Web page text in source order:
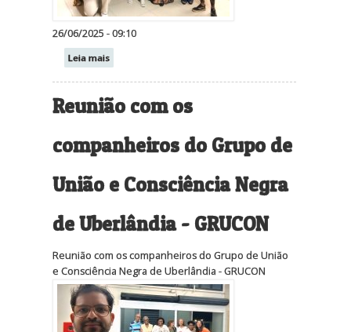
26/06/2025 - 09:10
Leia mais
Reunião com os
companheiros do Grupo de
União e Consciência Negra
de Uberlândia - GRUCON
Reunião com os companheiros do Grupo de União
e Consciência Negra de Uberlândia - GRUCON